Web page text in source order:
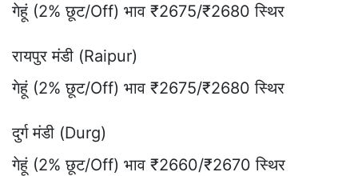
गेहूं (2% छूट/Off) भाव ₹2675/₹2680 स्थिर
रायपुर मंडी (Raipur)
गेहूं (2% छूट/Off) भाव ₹2675/₹2680 स्थिर
दुर्ग मंडी (Durg)
गेहूं (2% छूट/Off) भाव ₹2660/₹2670 स्थिर